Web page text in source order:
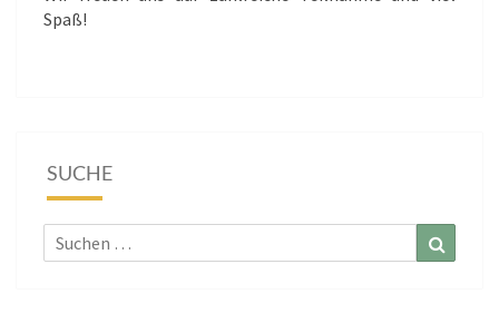
Spaß!
SUCHE
Suchen
nach: